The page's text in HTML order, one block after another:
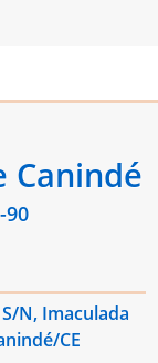
Canindé
90
N, Imaculada
CE